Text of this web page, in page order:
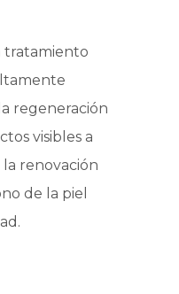
tratamiento
regeneración
visibles a
la renovación
de la piel